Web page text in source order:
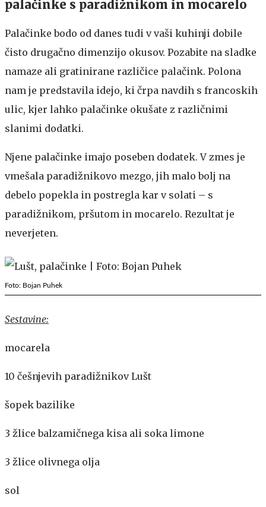
palačinke s paradižnikom in mocarelo
Palačinke bodo od danes tudi v vaši kuhinji dobile
čisto drugačno dimenzijo okusov. Pozabite na sladke
namaze ali gratinirane različice palačink. Polona
nam je predstavila idejo, ki črpa navdih s francoskih
ulic, kjer lahko palačinke okušate z različnimi
slanimi dodatki.
Njene palačinke imajo poseben dodatek. V zmes je
vmešala paradižnikovo mezgo, jih malo bolj na
debelo popekla in postregla kar v solati – s
paradižnikom, pršutom in mocarelo. Rezultat je
neverjeten.
Foto: Bojan Puhek
Sestavine:
mocarela
10 češnjevih paradižnikov Lušt
šopek bazilike
3 žlice balzamičnega kisa ali soka limone
3 žlice olivnega olja
sol